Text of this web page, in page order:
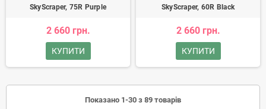
SkyScraper, 75R Purple
2 660 грн.
КУПИТИ
SkyScraper, 60R Black
2 660 грн.
КУПИТИ
Показано 1-30 з 89 товарів